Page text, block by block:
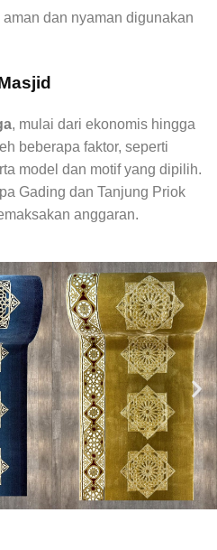
dan nyaman digunakan
, mulai dari ekonomis hingga
beberapa faktor, seperti
model dan motif yang dipilih.
Gading dan Tanjung Priok
anggaran.